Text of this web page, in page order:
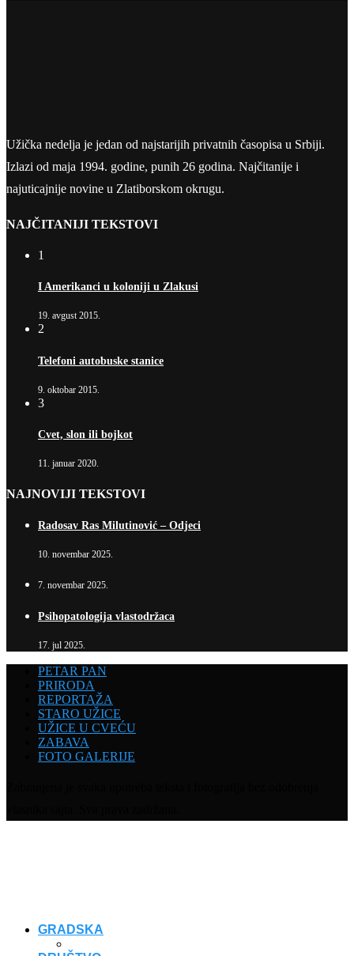
Užička nedelja je jedan od najstarijih privatnih časopisa u Srbiji.
Izlazi od maja 1994. godine, punih 26 godina. Najčitanije i
najuticajnije novine u Zlatiborskom okrugu.
NAJČITANIJI TEKSTOVI
1
I Amerikanci u koloniji u Zlakusi
19. avgust 2015.
2
Telefoni autobuske stanice
9. oktobar 2015.
3
Cvet, slon ili bojkot
11. januar 2020.
NAJNOVIJI TEKSTOVI
Radosav Ras Milutinović – Odjeci
10. novembar 2025.
7. novembar 2025.
Psihopatologija vlastodržaca
17. jul 2025.
PETAR PAN
PRIRODA
REPORTAŽA
STARO UŽICE
UŽICE U CVEĆU
ZABAVA
FOTO GALERIJE
GRADSKA